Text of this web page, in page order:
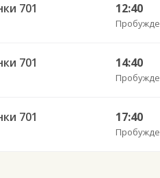
701 12:40
701 14:40
701 17:40